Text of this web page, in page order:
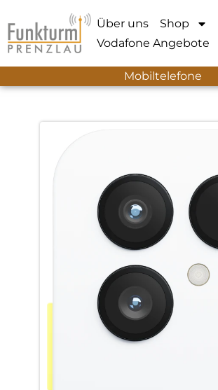
Über uns Shop
Vodafone Angebote
Mobiltelefone